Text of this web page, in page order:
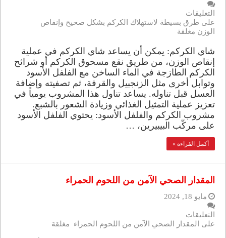
التعليقات
على طرق بسيطة لاستهلاك الكركم بشكل صحيح وإنقاص
الوزن مغلقة
شاي الكركم: يمكن أن يساعد شاي الكركم في عملية
إنقاص الوزن، من طريق نقع مسحوق الكركم أو شرائح
الكركم الطازجة في الماء الساخن مع الفلفل الأسود
وتوابل أخرى مثل الزنجبيل والقرفة، ثم تصفيته وإضافة
العسل قبل تناوله. يساعد تناول هذا المشروب يومياً في
تعزيز عملية التمثيل الغذائي وزيادة الشعور بالشبع.
مشروب الكركم والفلفل الأسود: يحتوي الفلفل الأسود
على مركّب البيبيرين، …
أكمل القراءة »
المقدار الصحي الآمن من اللحوم الحمراء
مايو 18, 2024
التعليقات
على المقدار الصحي الآمن من اللحوم الحمراء مغلقة